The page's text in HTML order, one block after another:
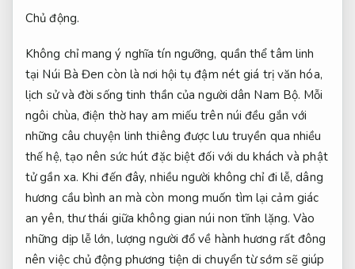
Chủ động.
Không chỉ mang ý nghĩa tín ngưỡng, quần thể tâm linh
tại Núi Bà Đen còn là nơi hội tụ đậm nét giá trị văn hóa,
lịch sử và đời sống tinh thần của người dân Nam Bộ. Mỗi
ngôi chùa, điện thờ hay am miếu trên núi đều gắn với
những câu chuyện linh thiêng được lưu truyền qua nhiều
thế hệ, tạo nên sức hút đặc biệt đối với du khách và phật
tử gần xa. Khi đến đây, nhiều người không chỉ đi lễ, dâng
hương cầu bình an mà còn mong muốn tìm lại cảm giác
an yên, thư thái giữa không gian núi non tĩnh lặng. Vào
những dịp lễ lớn, lượng người đổ về hành hương rất đông
nên việc chủ động phương tiện di chuyển từ sớm sẽ giúp